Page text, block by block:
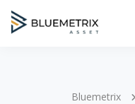
Bluemetrix